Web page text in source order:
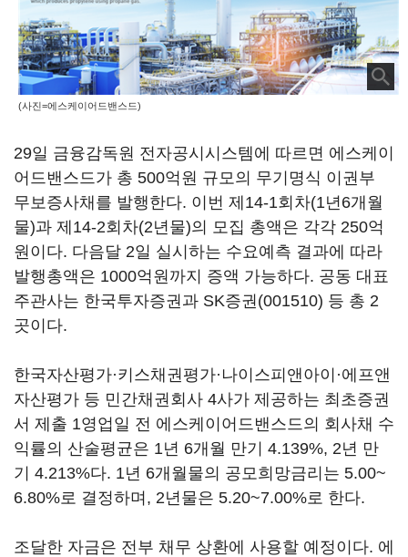
(사진=에스케이어드밴스드)
29일 금융감독원 전자공시시스템에 따르면 에스케이
어드밴스드가 총 500억원 규모의 무기명식 이권부
무보증사채를 발행한다. 이번 제14-1회차(1년6개월
물)과 제14-2회차(2년물)의 모집 총액은 각각 250억
원이다. 다음달 2일 실시하는 수요예측 결과에 따라
발행총액은 1000억원까지 증액 가능하다. 공동 대표
주관사는 한국투자증권과 SK증권(001510) 등 총 2
곳이다.
한국자산평가·키스채권평가·나이스피앤아이·에프앤
자산평가 등 민간채권회사 4사가 제공하는 최초증권
서 제출 1영업일 전 에스케이어드밴스드의 회사채 수
익률의 산술평균은 1년 6개월 만기 4.139%, 2년 만
기 4.213%다. 1년 6개월물의 공모희망금리는 5.00~
6.80%로 결정하며, 2년물은 5.20~7.00%로 한다.
조달한 자금은 전부 채무 상환에 사용할 예정이다. 에